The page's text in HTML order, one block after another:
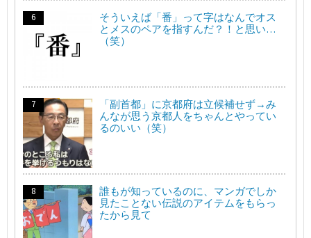
そういえば「番」って字はなんでオス
とメスのペアを指すんだ？！と思い…
（笑）
「副首都」に京都府は立候補せず→み
んなが思う京都人をちゃんとやってい
るのいい（笑）
誰もが知っているのに、マンガでしか
見たことない伝説のアイテムをもらっ
たから見て